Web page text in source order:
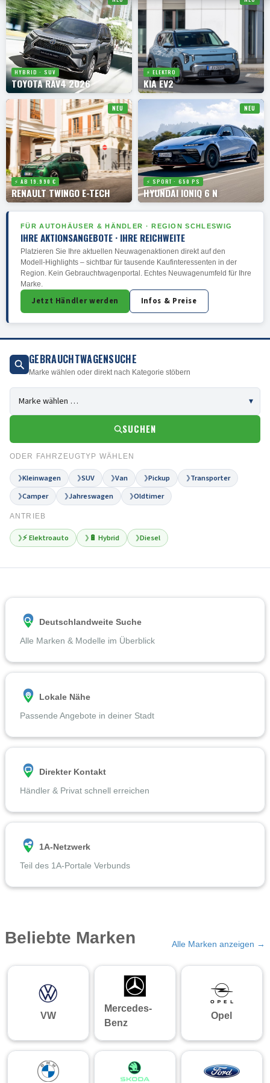
HYBRID · SUV
TOYOTA RAV4 2026
⚡ ELEKTRO
KIA EV2
NEU
⚡ AB 19.990 €
RENAULT TWINGO E-TECH
NEU
⚡ SPORT · 650 PS
HYUNDAI IONIQ 6 N
FÜR AUTOHÄUSER & HÄNDLER · REGION SCHLESWIG
IHRE AKTIONSANGEBOTE · IHRE REICHWEITE
Platzieren Sie Ihre aktuellen Neuwagenaktionen direkt auf den
Modell-Highlights – sichtbar für tausende Kaufinteressenten in der
Region. Kein Gebrauchtwagenportal. Echtes Neuwagenumfeld für Ihre
Marke.
Jetzt Händler werden Infos & Preise
GEBRAUCHTWAGENSUCHE
Marke wählen oder direkt nach Kategorie stöbern
SUCHEN
ODER FAHRZEUGTYP WÄHLEN
❯Kleinwagen ❯SUV ❯Van ❯Pickup ❯Transporter
❯Camper ❯Jahreswagen ❯Oldtimer
ANTRIEB
❯⚡ Elektroauto ❯ 🔋 Hybrid ❯Diesel
Deutschlandweite Suche
Alle Marken & Modelle im Überblick
Lokale Nähe
Passende Angebote in deiner Stadt
Direkter Kontakt
Händler & Privat schnell erreichen
1A-Netzwerk
Teil des 1A-Portale Verbunds
Beliebte Marken Alle Marken anzeigen →
VW
Mercedes-
Benz
Opel